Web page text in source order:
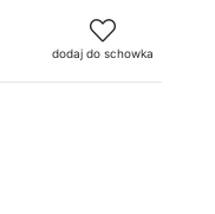
dodaj do schowka